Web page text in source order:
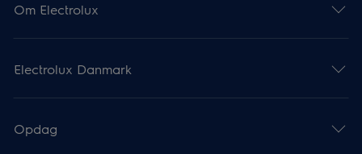
Om Electrolux
Electrolux Danmark
Opdag